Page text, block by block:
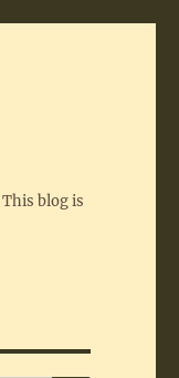
blog is